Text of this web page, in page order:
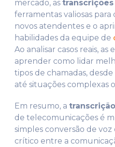
mercado, as
ferramentas valiosas
novos atendentes e o
habilidades da equipe de
Ao analisar casos reais,
aprender como lidar
tipos de chamadas,
até situações complexas
Em resumo, a
de telecomunicações é
simples conversão de
crítico entre a